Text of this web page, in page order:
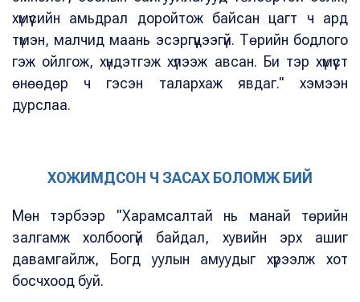
хүмүүсийн амьдрал доройтож байсан цагт ч ард
түмэн, малчид маань эсэргүүцээгүй. Төрийн бодлого
гэж ойлгож, хүндэтгэж хүлээж авсан. Би тэр хүмүүст
өнөөдөр ч гэсэн талархаж явдаг." хэмээн
дурслаа.
ХОЖИМДСОН Ч ЗАСАХ БОЛОМЖ БИЙ
Мөн тэрбээр "Харамсалтай нь манай төрийн
залгамж холбоогүй байдал, хувийн эрх ашиг
давамгайлж, Богд уулын амуудыг хүрээлж хот
босчхоод буй.